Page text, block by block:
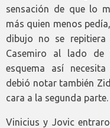
sensación de que lo
más quien menos
dibujo no se
Casemiro al lado de
esquema así
debió notar también
cara a la segunda parte.
Vinicius y Jovic